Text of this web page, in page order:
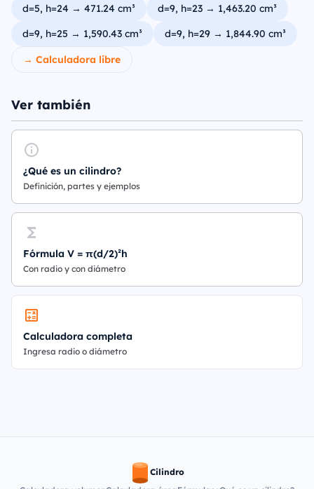
d=5, h=24 → 471.24 cm³
d=9, h=23 → 1,463.20 cm³
d=9, h=25 → 1,590.43 cm³
d=9, h=29 → 1,844.90 cm³
→ Calculadora libre
Ver también
¿Qué es un cilindro?
Definición, partes y ejemplos
Fórmula V = π(d/2)²h
Con radio y con diámetro
Calculadora completa
Ingresa radio o diámetro
Cilindro